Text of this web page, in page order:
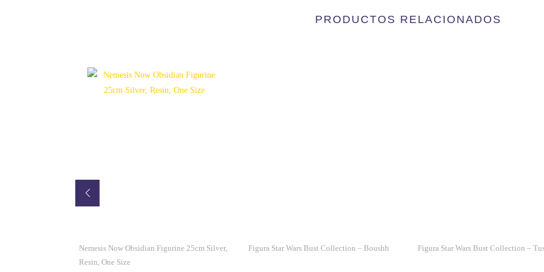
ACCIÓN
PRODUCTOS RELACIONADOS
Nemesis Now Obsidian Figurine 25cm Silver,
Resin, One Size
Figura Star Wars Bust Collection – Boushh Figura Star Wars Bust Collection –